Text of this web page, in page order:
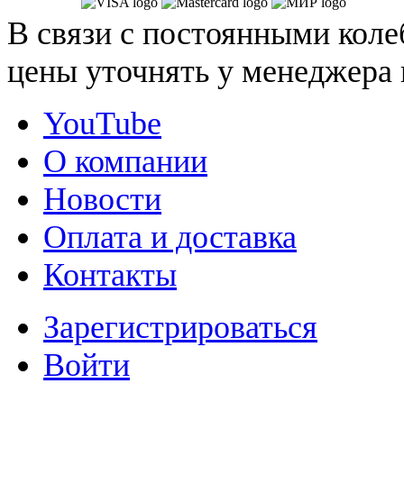
В связи с постоянными
цены уточнять у
YouTube
О компании
Новости
Оплата и доставка
Контакты
Зарегистрироваться
Войти